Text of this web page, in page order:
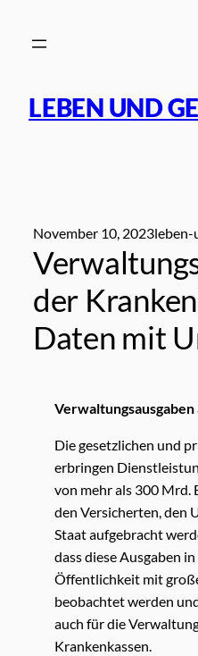
Inhalt
LEBEN UND
November 10, 2023leben-
der
Daten mit
Die gesetzlichen und
erbringen
von mehr als 300 Mrd.
den Versicherten, den
Staat aufgebracht
dass diese Ausgaben
Öffentlichkeit mit
beobachtet werden
auch für die
Krankenkassen.